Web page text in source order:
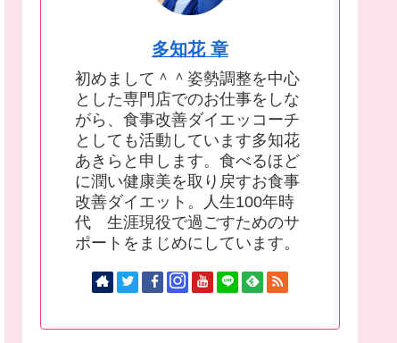
多知花 章
初めまして＾＾姿勢調整を中心
とした専門店でのお仕事をしな
がら、食事改善ダイエッコーチ
としても活動しています多知花
あきらと申します。食べるほど
に潤い健康美を取り戻すお食事
改善ダイエット。人生100年時
代 生涯現役で過ごすためのサ
ポートをまじめにしています。